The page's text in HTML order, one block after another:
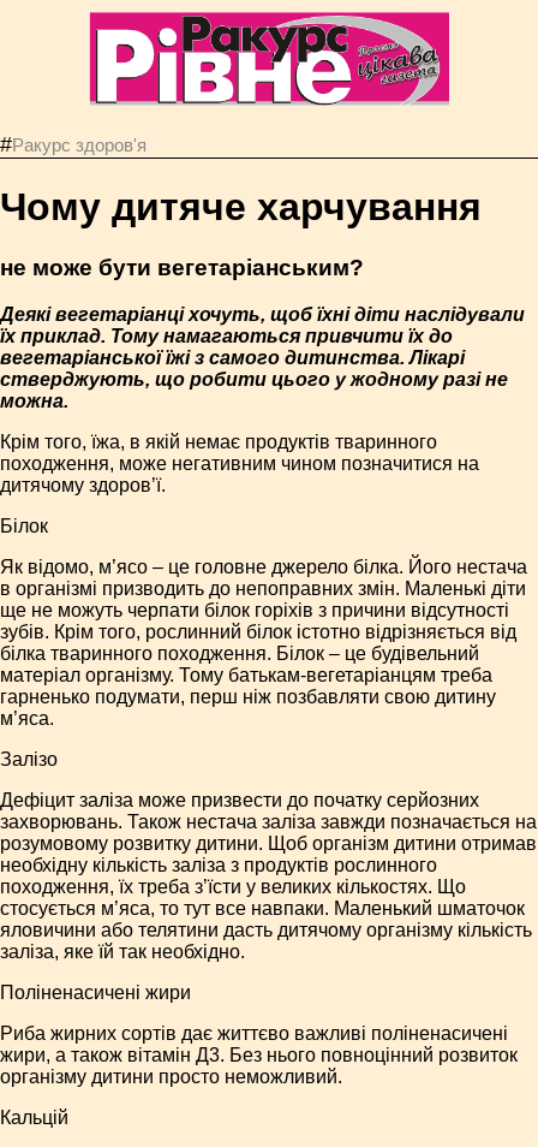
#Ракурс здоров'я
Чому дитяче харчування
не може бути вегетаріанським?
Деякі вегетаріанці хочуть, щоб їхні діти наслідували
їх приклад. Тому намагаються привчити їх до
вегетаріанської їжі з самого дитинства. Лікарі
стверджують, що робити цього у жодному разі не
можна.
Крім того, їжа, в якій немає продуктів тваринного
походження, може негативним чином позначитися на
дитячому здоров’ї.
Білок
Як відомо, м’ясо – це головне джерело білка. Його нестача
в організмі призводить до непоправних змін. Маленькі діти
ще не можуть черпати білок горіхів з причини відсутності
зубів. Крім того, рослинний білок істотно відрізняється від
білка тваринного походження. Білок – це будівельний
матеріал організму. Тому батькам-вегетаріанцям треба
гарненько подумати, перш ніж позбавляти свою дитину
м’яса.
Залізо
Дефіцит заліза може призвести до початку серйозних
захворювань. Також нестача заліза завжди позначається на
розумовому розвитку дитини. Щоб організм дитини отримав
необхідну кількість заліза з продуктів рослинного
походження, їх треба з’їсти у великих кількостях. Що
стосується м’яса, то тут все навпаки. Маленький шматочок
яловичини або телятини дасть дитячому організму кількість
заліза, яке їй так необхідно.
Поліненасичені жири
Риба жирних сортів дає життєво важливі поліненасичені
жири, а також вітамін Д3. Без нього повноцінний розвиток
організму дитини просто неможливий.
Кальцій